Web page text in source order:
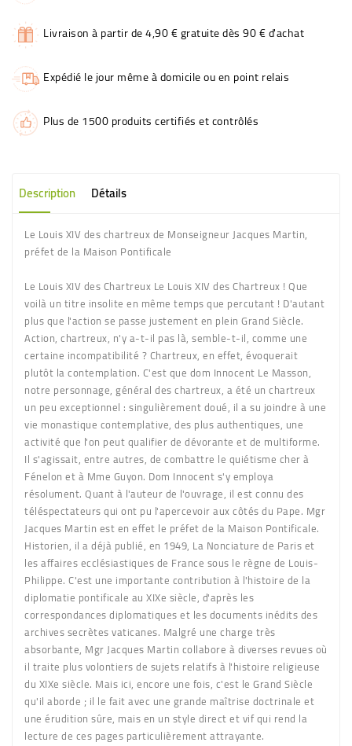
Livraison à partir de 4,90 € gratuite dès 90 € d'achat
Expédié le jour même à domicile ou en point relais
Plus de 1500 produits certifiés et contrôlés
Description Détails
Le Louis XIV des chartreux de Monseigneur Jacques Martin,
préfet de la Maison Pontificale
Le Louis XIV des Chartreux Le Louis XIV des Chartreux ! Que
voilà un titre insolite en même temps que percutant ! D'autant
plus que l'action se passe justement en plein Grand Siècle.
Action, chartreux, n'y a-t-il pas là, semble-t-il, comme une
certaine incompatibilité ? Chartreux, en effet, évoquerait
plutôt la contemplation. C'est que dom Innocent Le Masson,
notre personnage, général des chartreux, a été un chartreux
un peu exceptionnel : singulièrement doué, il a su joindre à une
vie monastique contemplative, des plus authentiques, une
activité que l'on peut qualifier de dévorante et de multiforme.
Il s'agissait, entre autres, de combattre le quiétisme cher à
Fénelon et à Mme Guyon. Dom Innocent s'y employa
résolument. Quant à l'auteur de l'ouvrage, il est connu des
téléspectateurs qui ont pu l'apercevoir aux côtés du Pape. Mgr
Jacques Martin est en effet le préfet de la Maison Pontificale.
Historien, il a déjà publié, en 1949, La Nonciature de Paris et
les affaires ecclésiastiques de France sous le règne de Louis-
Philippe. C'est une importante contribution à l'histoire de la
diplomatie pontificale au XIXe siècle, d'après les
correspondances diplomatiques et les documents inédits des
archives secrètes vaticanes. Malgré une charge très
absorbante, Mgr Jacques Martin collabore à diverses revues où
il traite plus volontiers de sujets relatifs à l'histoire religieuse
du XIXe siècle. Mais ici, encore une fois, c'est le Grand Siècle
qu'il aborde ; il le fait avec une grande maîtrise doctrinale et
une érudition sûre, mais en un style direct et vif qui rend la
lecture de ces pages particulièrement attrayante.